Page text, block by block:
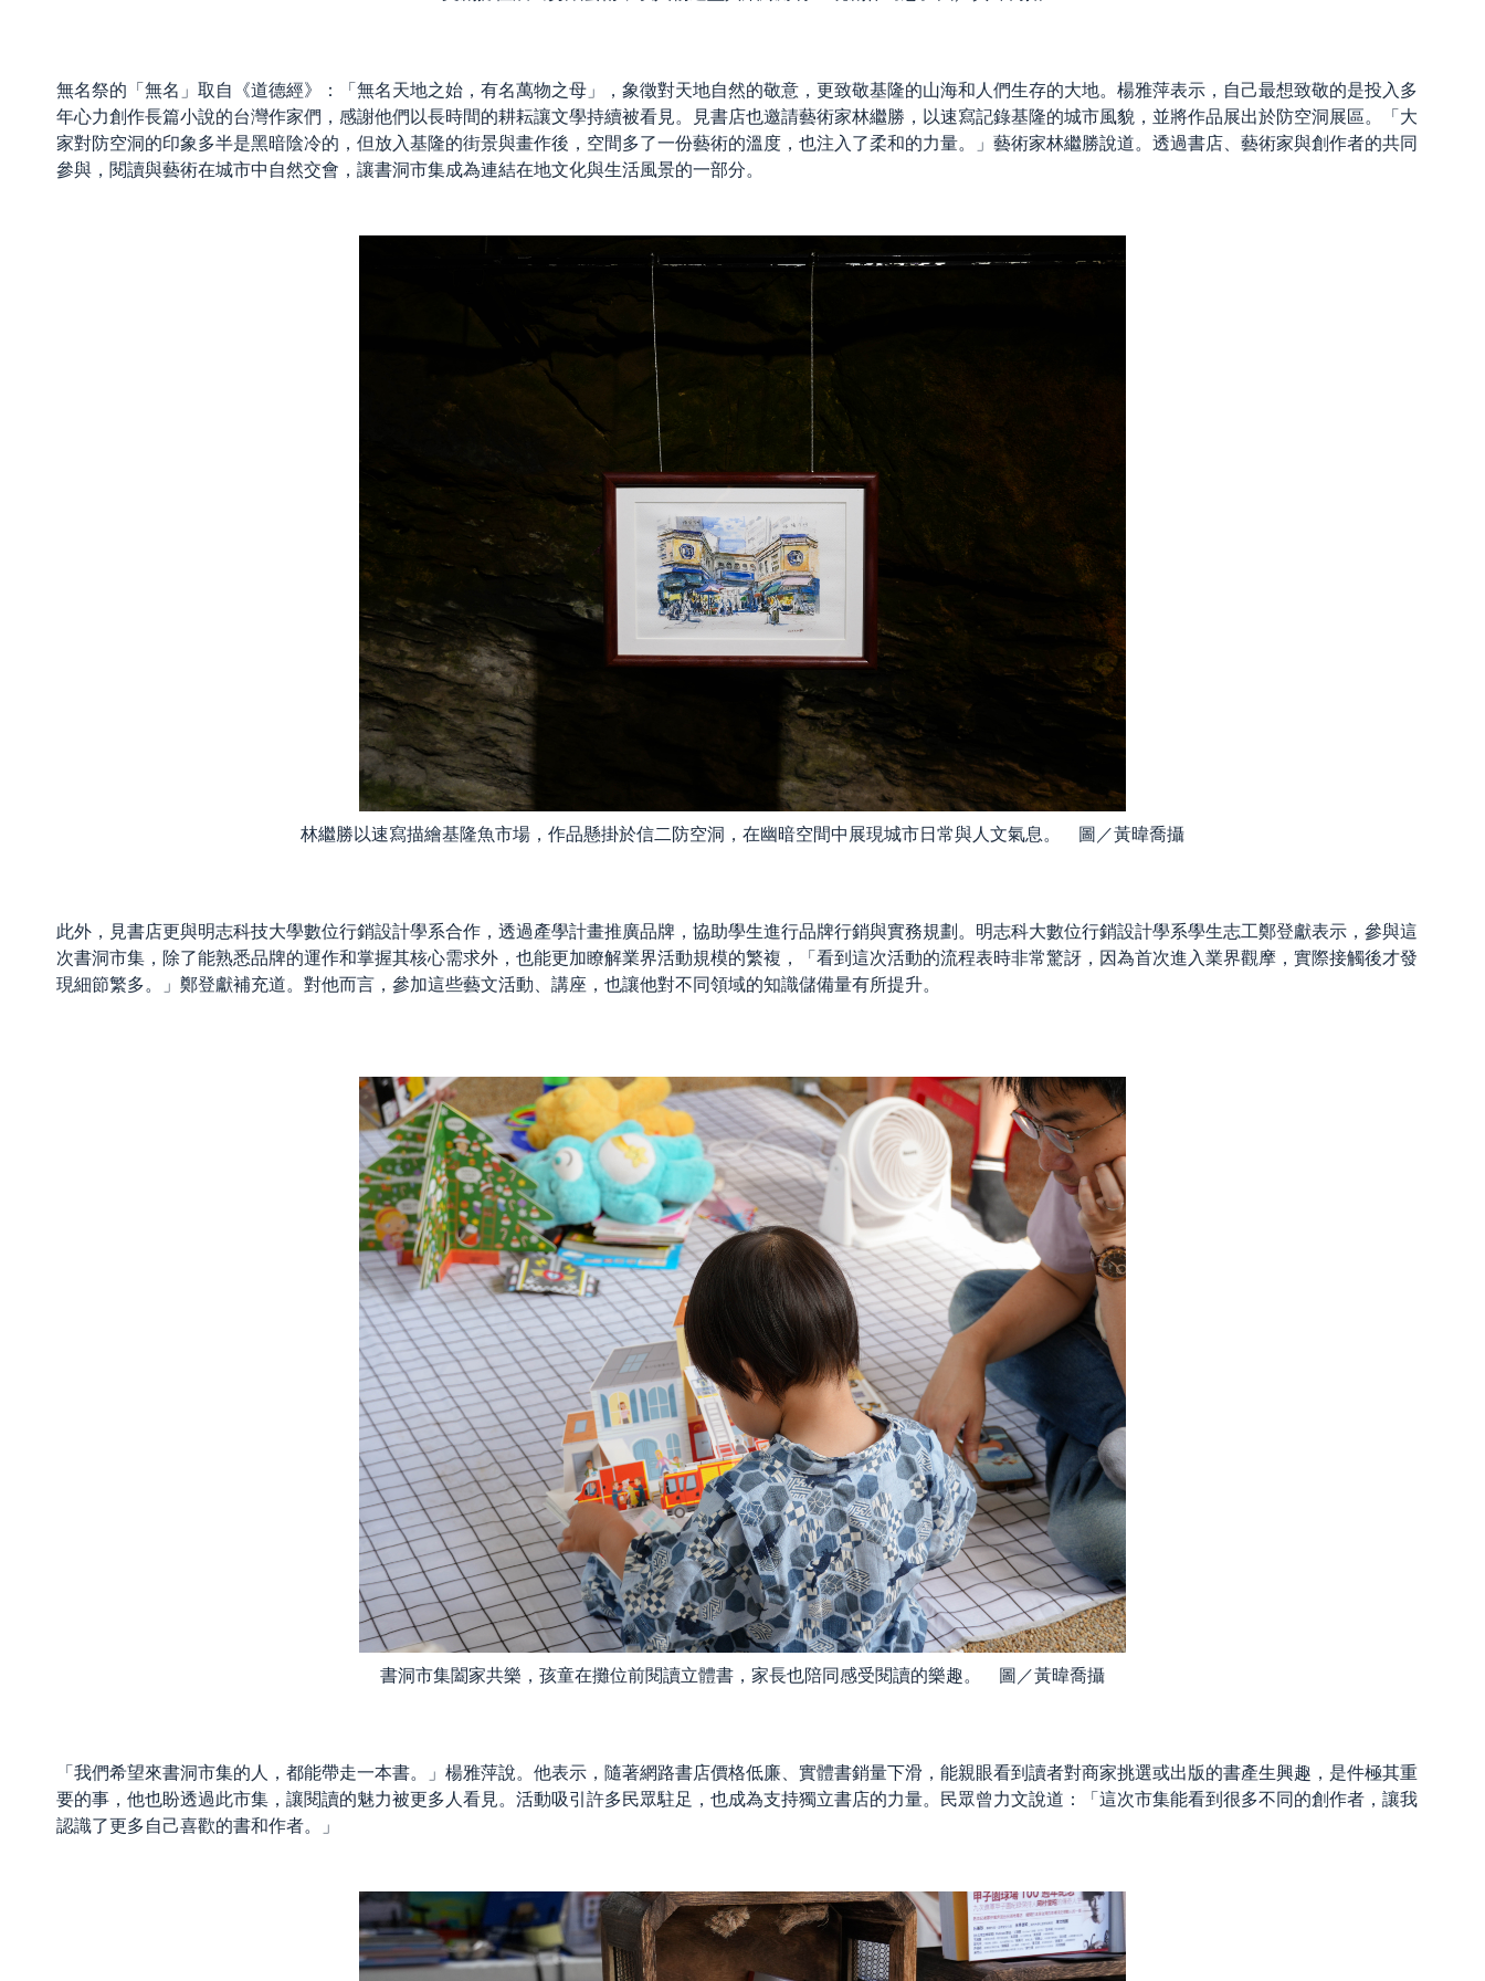
無名祭的「無名」取自《道德經》：「無名天地之始，有名萬物之母」，象徵對天地自然的敬意，更致敬基隆的山海和人們生存的大地。楊雅萍表示，自己最想致敬的是投入多
年心力創作長篇小說的台灣作家們，感謝他們以長時間的耕耘讓文學持續被看見。見書店也邀請藝術家林繼勝，以速寫記錄基隆的城市風貌，並將作品展出於防空洞展區。「大
家對防空洞的印象多半是黑暗陰冷的，但放入基隆的街景與畫作後，空間多了一份藝術的溫度，也注入了柔和的力量。」藝術家林繼勝說道。透過書店、藝術家與創作者的共同
參與，閱讀與藝術在城市中自然交會，讓書洞市集成為連結在地文化與生活風景的一部分。
林繼勝以速寫描繪基隆魚市場，作品懸掛於信二防空洞，在幽暗空間中展現城市日常與人文氣息。 圖／黃暐喬攝
此外，見書店更與明志科技大學數位行銷設計學系合作，透過產學計畫推廣品牌，協助學生進行品牌行銷與實務規劃。明志科大數位行銷設計學系學生志工鄭登獻表示，參與這
次書洞市集，除了能熟悉品牌的運作和掌握其核心需求外，也能更加瞭解業界活動規模的繁複，「看到這次活動的流程表時非常驚訝，因為首次進入業界觀摩，實際接觸後才發
現細節繁多。」鄭登獻補充道。對他而言，參加這些藝文活動、講座，也讓他對不同領域的知識儲備量有所提升。
書洞市集闔家共樂，孩童在攤位前閱讀立體書，家長也陪同感受閱讀的樂趣。 圖／黃暐喬攝
「我們希望來書洞市集的人，都能帶走一本書。」楊雅萍說。他表示，隨著網路書店價格低廉、實體書銷量下滑，能親眼看到讀者對商家挑選或出版的書產生興趣，是件極其重
要的事，他也盼透過此市集，讓閱讀的魅力被更多人看見。活動吸引許多民眾駐足，也成為支持獨立書店的力量。民眾曾力文說道：「這次市集能看到很多不同的創作者，讓我
認識了更多自己喜歡的書和作者。」